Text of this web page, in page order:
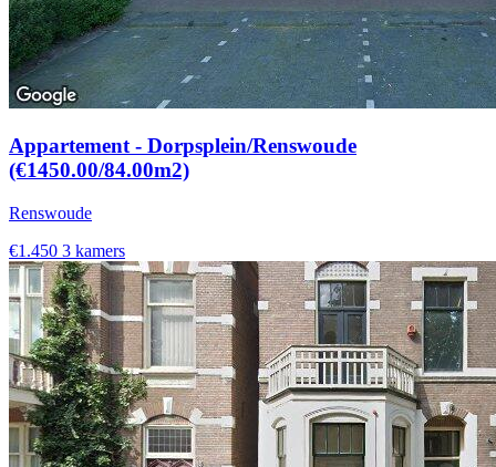
Appartement - Dorpsplein/Renswoude
(€1450.00/84.00m2)
Renswoude
€1.450 3 kamers